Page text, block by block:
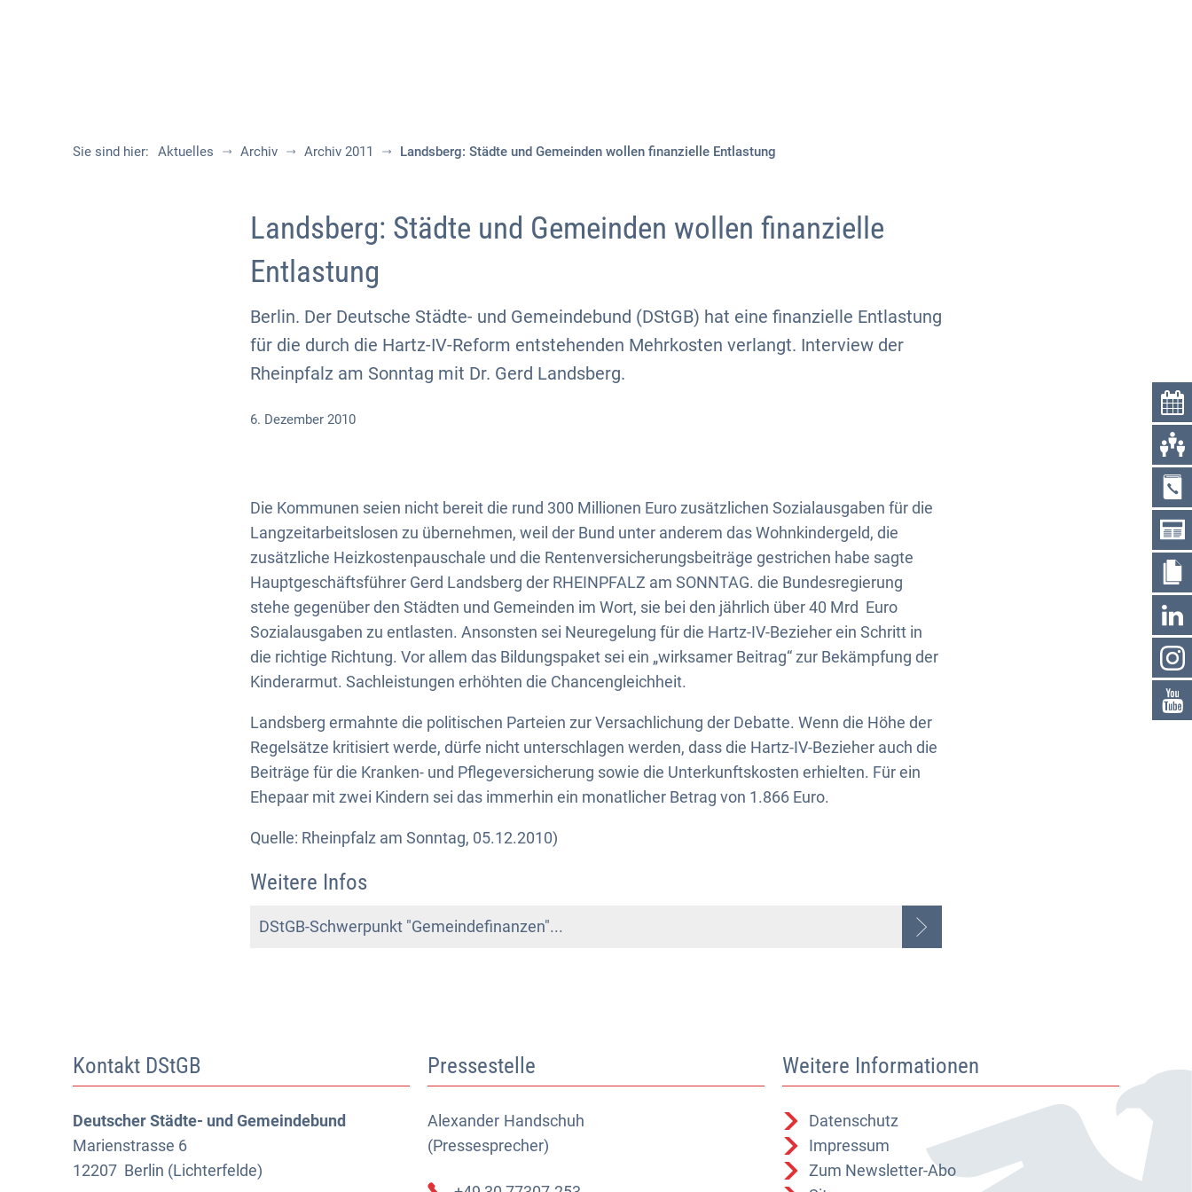
Sie sind hier: Aktuelles Archiv Archiv 2011 Landsberg: Städte und Gemeinden wollen finanzielle Entlastung
Landsberg: Städte und Gemeinden wollen finanzielle
Entlastung
Berlin. Der Deutsche Städte- und Gemeindebund (DStGB) hat eine finanzielle Entlastung
für die durch die Hartz-IV-Reform entstehenden Mehrkosten verlangt. Interview der
Rheinpfalz am Sonntag mit Dr. Gerd Landsberg.
6. Dezember 2010
Die Kommunen seien nicht bereit die rund 300 Millionen Euro zusätzlichen Sozialausgaben für die
Langzeitarbeitslosen zu übernehmen, weil der Bund unter anderem das Wohnkindergeld, die
zusätzliche Heizkostenpauschale und die Rentenversicherungsbeiträge gestrichen habe sagte
Hauptgeschäftsführer Gerd Landsberg der RHEINPFALZ am SONNTAG. die Bundesregierung
stehe gegenüber den Städten und Gemeinden im Wort, sie bei den jährlich über 40 Mrd Euro
Sozialausgaben zu entlasten. Ansonsten sei Neuregelung für die Hartz-IV-Bezieher ein Schritt in
die richtige Richtung. Vor allem das Bildungspaket sei ein „wirksamer Beitrag“ zur Bekämpfung der
Kinderarmut. Sachleistungen erhöhten die Chancengleichheit.
Landsberg ermahnte die politischen Parteien zur Versachlichung der Debatte. Wenn die Höhe der
Regelsätze kritisiert werde, dürfe nicht unterschlagen werden, dass die Hartz-IV-Bezieher auch die
Beiträge für die Kranken- und Pflegeversicherung sowie die Unterkunftskosten erhielten. Für ein
Ehepaar mit zwei Kindern sei das immerhin ein monatlicher Betrag von 1.866 Euro.
Quelle: Rheinpfalz am Sonntag, 05.12.2010)
Weitere Infos
DStGB-Schwerpunkt "Gemeindefinanzen"...
Kontakt DStGB
Deutscher Städte- und Gemeindebund
Marienstrasse 6
12207 Berlin (Lichterfelde)
Pressestelle
Alexander Handschuh
(Pressesprecher)
Alexander Handschuh (Pressesprecher)
Weitere Informationen
Datenschutz
Impressum
Zum Newsletter-Abo